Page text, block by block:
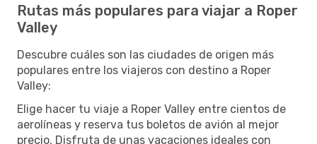
Rutas más populares para viajar a Roper
Valley
Descubre cuáles son las ciudades de origen más
populares entre los viajeros con destino a Roper
Valley:
Elige hacer tu viaje a Roper Valley entre cientos de
aerolíneas y reserva tus boletos de avión al mejor
precio. Disfruta de unas vacaciones ideales con